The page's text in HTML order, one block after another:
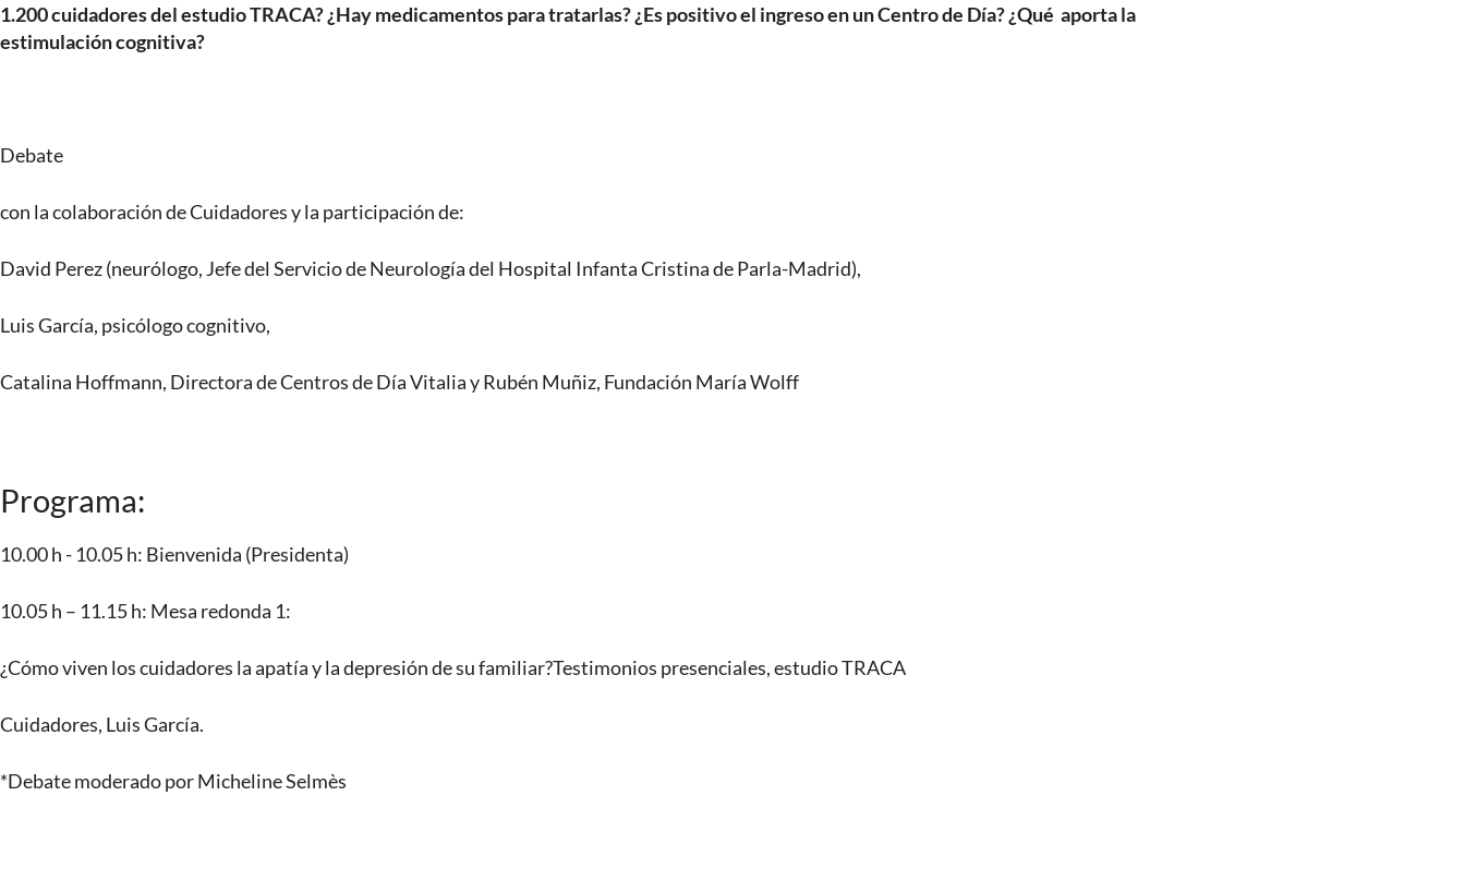
1.200 cuidadores del estudio TRACA? ¿Hay medicamentos para tratarlas? ¿Es positivo el ingreso en un Centro de Día? ¿Qué aporta la
estimulación cognitiva?
Debate
con la colaboración de Cuidadores y la participación de:
David Perez (neurólogo, Jefe del Servicio de Neurología del Hospital Infanta Cristina de Parla-Madrid),
Luis García, psicólogo cognitivo,
Catalina Hoffmann, Directora de Centros de Día Vitalia y Rubén Muñiz, Fundación María Wolff
Programa:
10.00 h - 10.05 h: Bienvenida (Presidenta)
10.05 h – 11.15 h: Mesa redonda 1:
¿Cómo viven los cuidadores la apatía y la depresión de su familiar?Testimonios presenciales, estudio TRACA
Cuidadores, Luis García.
*Debate moderado por Micheline Selmès